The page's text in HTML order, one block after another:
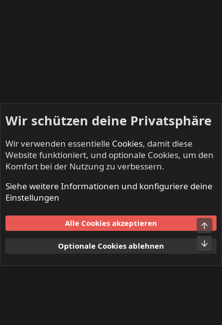
Mitglieder
Nutzungsbedingungen
Datenschutz
S
Wir schützen deine Privatsphäre
Wir verwenden essentielle Cookies, damit diese
Website funktioniert, und optionale Cookies, um den
Komfort bei der Nutzung zu verbessern.
Siehe weitere Informationen und konfiguriere deine
Einstellungen
Alle Cookies akzeptieren
Optionale Cookies ablehnen